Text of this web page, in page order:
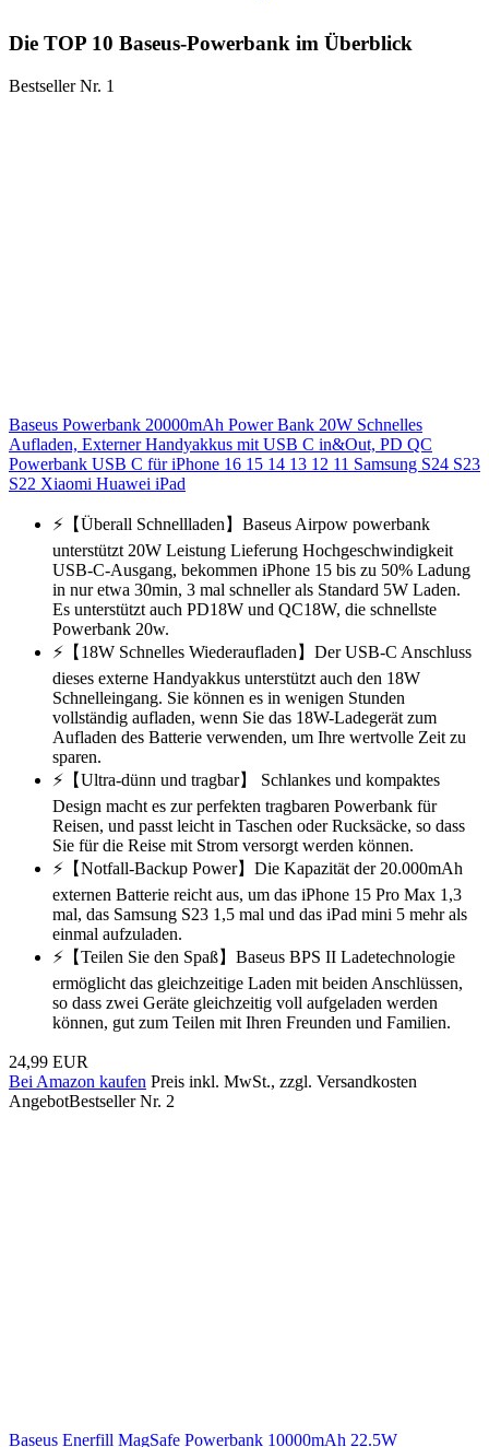
Die TOP 10 Baseus-Powerbank im Überblick
Bestseller Nr. 1
Baseus Powerbank 20000mAh Power Bank 20W Schnelles
Aufladen, Externer Handyakkus mit USB C in&Out, PD QC
Powerbank USB C für iPhone 16 15 14 13 12 11 Samsung S24 S23
S22 Xiaomi Huawei iPad
⚡【Überall Schnellladen】Baseus Airpow powerbank
unterstützt 20W Leistung Lieferung Hochgeschwindigkeit
USB-C-Ausgang, bekommen iPhone 15 bis zu 50% Ladung
in nur etwa 30min, 3 mal schneller als Standard 5W Laden.
Es unterstützt auch PD18W und QC18W, die schnellste
Powerbank 20w.
⚡【18W Schnelles Wiederaufladen】Der USB-C Anschluss
dieses externe Handyakkus unterstützt auch den 18W
Schnelleingang. Sie können es in wenigen Stunden
vollständig aufladen, wenn Sie das 18W-Ladegerät zum
Aufladen des Batterie verwenden, um Ihre wertvolle Zeit zu
sparen.
⚡【Ultra-dünn und tragbar】 Schlankes und kompaktes
Design macht es zur perfekten tragbaren Powerbank für
Reisen, und passt leicht in Taschen oder Rucksäcke, so dass
Sie für die Reise mit Strom versorgt werden können.
⚡【Notfall-Backup Power】Die Kapazität der 20.000mAh
externen Batterie reicht aus, um das iPhone 15 Pro Max 1,3
mal, das Samsung S23 1,5 mal und das iPad mini 5 mehr als
einmal aufzuladen.
⚡【Teilen Sie den Spaß】Baseus BPS II Ladetechnologie
ermöglicht das gleichzeitige Laden mit beiden Anschlüssen,
so dass zwei Geräte gleichzeitig voll aufgeladen werden
können, gut zum Teilen mit Ihren Freunden und Familien.
24,99 EUR
Bei Amazon kaufen Preis inkl. MwSt., zzgl. Versandkosten
AngebotBestseller Nr. 2
Baseus Enerfill MagSafe Powerbank 10000mAh 22.5W